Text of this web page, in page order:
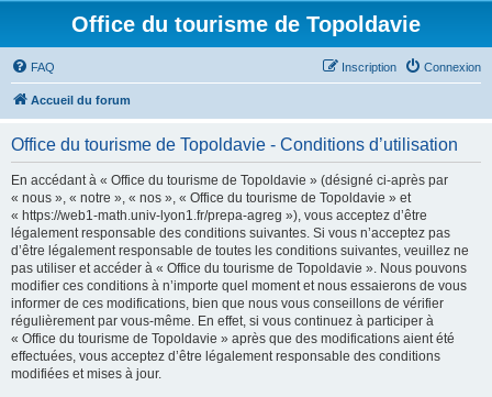
Office du tourisme de Topoldavie
FAQ Connexion
Inscription
Accueil du forum
Office du tourisme de Topoldavie - Conditions d’utilisation
En accédant à « Office du tourisme de Topoldavie » (désigné ci-après par
« nous », « notre », « nos », « Office du tourisme de Topoldavie » et
« https://web1-math.univ-lyon1.fr/prepa-agreg »), vous acceptez d’être
légalement responsable des conditions suivantes. Si vous n’acceptez pas
d’être légalement responsable de toutes les conditions suivantes, veuillez ne
pas utiliser et accéder à « Office du tourisme de Topoldavie ». Nous pouvons
modifier ces conditions à n’importe quel moment et nous essaierons de vous
informer de ces modifications, bien que nous vous conseillons de vérifier
régulièrement par vous-même. En effet, si vous continuez à participer à
« Office du tourisme de Topoldavie » après que des modifications aient été
effectuées, vous acceptez d’être légalement responsable des conditions
modifiées et mises à jour.